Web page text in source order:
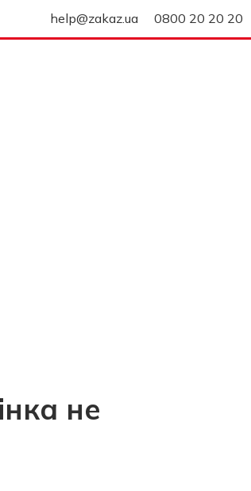
help@zakaz.ua 0800 20 20 20
не